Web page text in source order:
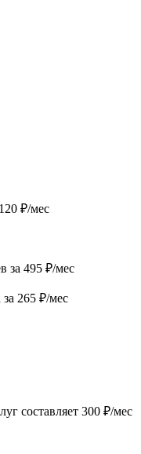
₽/мес
за 495 ₽/мес
за 265 ₽/мес
составляет 300 ₽/мес